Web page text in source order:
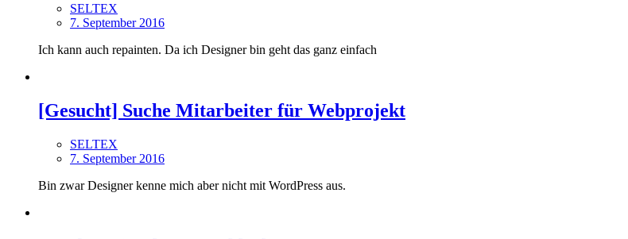
SELTEX
7. September 2016
Ich kann auch repainten. Da ich Designer bin geht das ganz einfach
[Gesucht] Suche Mitarbeiter für Webprojekt
SELTEX
7. September 2016
Bin zwar Designer kenne mich aber nicht mit WordPress aus.